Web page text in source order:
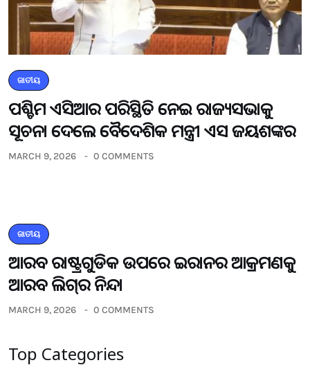
ଜାତୀୟ
ପଶ୍ଚିମ ଏସିଆର ପରିସ୍ଥିତି ନେଇ ରାଜ୍ୟସଭାକୁ
ସୂଚନା ଦେଲେ ବୈଦେଶିକ ମନ୍ତ୍ରୀ ଏସ ଜୟଶଙ୍କର
MARCH 9, 2026 0 COMMENTS
ଜାତୀୟ
ଆରବ ରାଷ୍ଟ୍ରଗୁଡିକ ଉପରେ ଇରାନର ଆକ୍ରମଣକୁ
ଆରବ ଲିଗ୍‌ର ନିନ୍ଦା
MARCH 9, 2026 0 COMMENTS
Top Categories